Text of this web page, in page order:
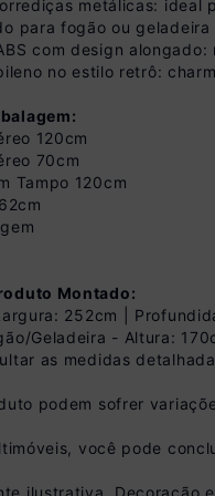
R$ 1.169,99 à
Você economiza
metálicas: ideal
para fogão ou
com design
no estilo retrô:
120cm
70cm
Tampo 120cm
Montado:
252cm |
Geladeira - Altura:
as medidas
podem sofrer
você pode